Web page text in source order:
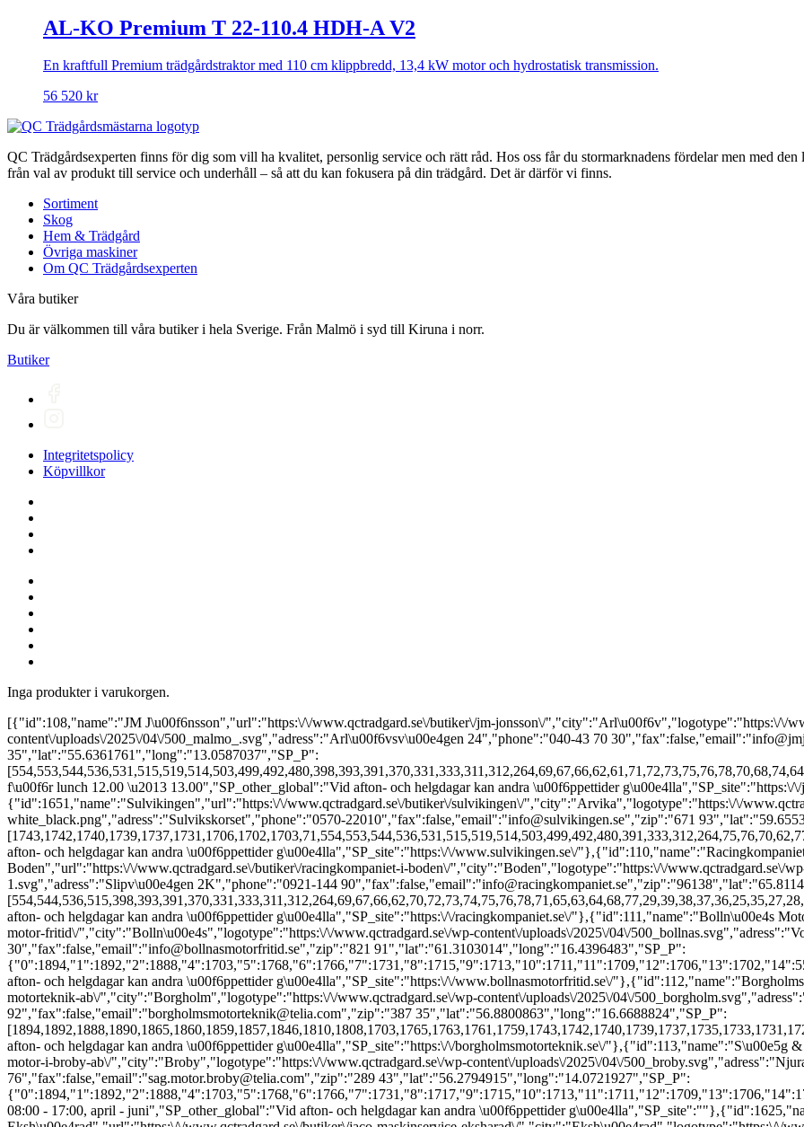
AL-KO Premium T 22-110.4 HDH-A V2
En kraftfull Premium trädgårdstraktor med 110 cm klippbredd, 13,4 kW motor och hydrostatisk transmission.
56 520 kr
QC Trädgårdsexperten finns för dig som vill ha kvalitet, personlig service och rätt råd. Hos oss får du stormarknadens fördelar men med
från val av produkt till service och underhåll – så att du kan fokusera på din trädgård. Det är därför vi finns.
Sortiment
Skog
Hem & Trädgård
Övriga maskiner
Om QC Trädgårdsexperten
Våra butiker
Du är välkommen till våra butiker i hela Sverige. Från Malmö i syd till Kiruna i norr.
Butiker
Integritetspolicy
Köpvillkor
Inga produkter i varukorgen.
[{"id":108,"name":"JM J\u00f6nsson","url":"https:\/\/www.qctradgard.se\/butiker\/jm-jonsson\/","city":"Arl\u00f6v","logotype":"https:\/\/www.qctradgard.se\/wp-content\/uploads\/2025\/04\/500_malmo_.svg","adress":"Arl\u00f6vsv\u00e4gen 24","phone":"040-43 70 30","fax":false,"email":"info@jmjonsson.se","zip":"232 35","lat":"55.6361761","long":"13.0587037","SP_P":[554,553,544,536,531,515,519,514,503,499,492,480,398,393,391,370,331,333,311,312,264,69,67,66,62,61,71,72,73,75,76,78,70,68,74,64,63,65,77,39,37,36,43,45,46,38,35,44,25,27,28,29,30,31,32,34,47,48,57,56,55,54,42,41,40,33,59,26,49,51,52,53,58,60,50,18,19,20,21,22,24,17,23,1737,1739,1740,1742,1743,1761,1759,1763,1765,1766,1768,1703,1892,1890,1862,1861,1855,1853,1849,1719,1727,1725,1723,1733,1735,1721],"SP_o_1":"08:00","SP_c_1":"17:00","SP_o_2":"08:00","SP_c_2":"17:00","SP_o_3":"08:00","SP_c_3":"17:00","SP_o_4":"08:00","SP_c_4":"17:00","SP_o_5":"08:00","SP_c_5":"17:00","SP_o_6":"","SP_c_6":"","SP_o_7":"","SP_c_7":"","SP_other":"St\u00e4ngt f\u00f6r lunch 12.00 \u2013 13.00","SP_other_global":"Vid afton- och helgdagar kan andra \u00f6ppettider g\u00e4lla","SP_site":"https:\/\/jmjonsson.se\/"},{"id":1651,"name":"Sulvikingen","url":"https:\/\/www.qctradgard.se\/butiker\/sulvikingen\/","city":"Arvika","logotype":"https:\/\/www.qctradgard.se\/wp-content\/uploads\/2025\/12\/sulvikingen-logo-white_black.png","adress":"Sulvikskorset","phone":"0570-22010","fax":false,"email":"info@sulvikingen.se","zip":"671 93","lat":"59.6553","long":"12.5852","SP_P":[1743,1742,1740,1739,1737,1731,1706,1702,1703,71,554,553,544,536,531,515,519,514,503,499,492,480,391,333,312,264,75,76,70,62,77,68,65,64,63,69,67,66,61,35,48,37,38,39,43,44,45,25,27,28,29,36,30,31,32,34,46,47,41,42,50,54,59,33,40,49,51,52,53,58,60,18,19,20,21,22,23,17,24,1761,1759,1763,1765,1766,1768,1892],"SP_o_1":"09:00","SP_c_1":"18:00","SP_o_2":"09:00","SP_c_2":"18:00","SP_o_3":"09:00","SP_c_3":"18:00","SP_o_4":"09:00","SP_c_4":"18:00","SP_o_5":"09:00","SP_c_5":"18:00","SP_o_6":"10:00","SP_c_6":"14:00","SP_o_7":"","SP_c_7":"","SP_other":"","SP_other_global":"Vid afton- och helgdagar kan andra \u00f6ppettider g\u00e4lla","SP_site":"https:\/\/www.sulvikingen.se\/"},{"id":110,"name":"Racingkompaniet i Boden","url":"https:\/\/www.qctradgard.se\/butiker\/racingkompaniet-i-boden\/","city":"Boden","logotype":"https:\/\/www.qctradgard.se\/wp-content\/uploads\/2025\/04\/500_boden-1.svg","adress":"Slipv\u00e4gen 2K","phone":"0921-144 90","fax":false,"email":"info@racingkompaniet.se","zip":"96138","lat":"65.8114052","long":"21.6839251","SP_P":[554,544,536,515,398,393,391,370,331,333,311,312,264,69,67,66,62,70,72,73,74,75,76,78,71,65,63,64,68,77,29,39,38,37,36,25,35,27,28,34,59,57,56,55,33,50,42,41,26,40,53,54,18,19,20,21,22,24,17,23,1737,1739,1740,1742,1743,1761,1759,1763,1765,1766,1768,1703,1892,1890],"SP_o_1":"08:00","SP_c_1":"17:00","SP_o_2":"08:00","SP_c_2":"17:00","SP_o_3":"08:00","SP_c_3":"17:00","SP_o_4":"08:00","SP_c_4":"17:00","SP_o_5":"08:00","SP_c_5":"17:00","SP_o_6":"10:00","SP_c_6":"14:00","SP_o_7":"","SP_c_7":"","SP_other":"","SP_other_global":"Vid afton- och helgdagar kan andra \u00f6ppettider g\u00e4lla","SP_site":"https:\/\/racingkompaniet.se\/"},{"id":111,"name":"Bolln\u00e4s Motor & Fritid","url":"https:\/\/www.qctradgard.se\/butiker\/bollnas-motor-fritid\/","city":"Bolln\u00e4s","logotype":"https:\/\/www.qctradgard.se\/wp-content\/uploads\/2025\/04\/500_bollnas.svg","adress":"Voxs\u00e4tter 9690","phone":"0278-232 30","fax":false,"email":"info@bollnasmotorfritid.se","zip":"821 91","lat":"61.3103014","long":"16.4396483","SP_P":{"0":1894,"1":1892,"2":1888,"4":1703,"5":1768,"6":1766,"7":1731,"8":1715,"9":1713,"10":1711,"11":1709,"12":1706,"13":1702,"14":553,"15":531,"16":519,"17":514,"18":503,"19":499,"20":492,"21":480,"22":331,"23":333,"24":311,"25":312,"26":264,"27":61,"28":78,"29":43,"30":44,"31":45,"32":59,"33":32,"34":31,"35":30,"36":29,"37":46,"38":47,"39":48,"40":56,"41":55,"42":54,"43":50,"44":42,"45":40,"46":33,"47":26,"48":41,"49":57,"50":49,"51":51,"52":52,"53":53,"54":58,"55":60,"56":18,"57":19,"58":20,"59":21,"60":22,"61":23,"62":17,"63":24},"SP_o_1":"08:00","SP_c_1":"17:00","SP_o_2":"08:00","SP_c_2":"17:00","SP_o_3":"08:00","SP_c_3":"17:00","SP_o_4":"08:00","SP_c_4":"17:00","SP_o_5":"08:00","SP_c_5":"17:00","SP_o_6":"10:00","SP_c_6":"14:00","SP_o_7":"","SP_c_7":"","SP_other":"","SP_other_global":"Vid afton- och helgdagar kan andra \u00f6ppettider g\u00e4lla","SP_site":"https:\/\/www.bollnasmotorfritid.se\/"},{"id":112,"name":"Borgholms Motorteknik","url":"https:\/\/www.qctradgard.se\/butiker\/borgholms-motorteknik-ab\/","city":"Borgholm","logotype":"https:\/\/www.qctradgard.se\/wp-content\/uploads\/2025\/04\/500_borgholm.svg","adress":"Hammarv\u00e4gen 3","phone":"0485-102 92","fax":false,"email":"borgholmsmotorteknik@telia.com","zip":"387 35","lat":"56.8800863","long":"16.6688824","SP_P":[1894,1892,1888,1890,1865,1860,1859,1857,1846,1810,1808,1703,1765,1763,1761,1759,1743,1742,1740,1739,1737,1735,1733,1731,1727,1725,1723,1721,1719,1717,1715,1713,1711,1709,1706,1702,71,398,393,391,370,331,333,311,312,264,78,76,75,74,73,72,59,29,56,55,54,50,42,40,33,26,41,57,18,22,23,24],"SP_o_1":"09:00","SP_c_1":"18:00","SP_o_2":"09:00","SP_c_2":"18:00","SP_o_3":"09:00","SP_c_3":"18:00","SP_o_4":"09:00","SP_c_4":"18:00","SP_o_5":"09:00","SP_c_5":"18:00","SP_o_6":"10:00","SP_c_6":"14:00","SP_o_7":"","SP_c_7":"","SP_other":"","SP_other_global":"Vid afton- och helgdagar kan andra \u00f6ppettider g\u00e4lla","SP_site":"https:\/\/borgholmsmotorteknik.se\/"},{"id":113,"name":"S\u00e5g & Motor i Broby","url":"https:\/\/www.qctradgard.se\/butiker\/sag-motor-i-broby-ab\/","city":"Broby","logotype":"https:\/\/www.qctradgard.se\/wp-content\/uploads\/2025\/04\/500_broby.svg","adress":"Njurav\u00e4gen 1","phone":"044-413 76","fax":false,"email":"sag.motor.broby@telia.com","zip":"289 43","lat":"56.2794915","long":"14.0721927","SP_P":{"0":1894,"1":1892,"2":1888,"4":1703,"5":1768,"6":1766,"7":1731,"8":1717,"9":1715,"10":1713,"11":1711,"12":1709,"13":1706,"14":1702,"15":554,"16":553,"17":544,"18":536,"19":531,"20":515,"21":519,"22":514,"23":503,"24":499,"25":492,"26":480,"27":370,"28":331,"29":333,"30":311,"31":312,"32":264,"33":70,"34":68,"35":65,"36":61,"37":78,"38":62,"39":66,"40":67,"41":69,"42":74,"43":73,"44":72,"45":43,"46":44,"47":45,"48":59,"49":32,"50":31,"51":30,"52":29,"53":46,"54":47,"55":48,"56":56,"57":55,"58":54,"59":50,"60":42,"61":40,"62":33,"63":26,"64":41,"65":57,"66":49,"67":51,"68":52,"69":53,"70":58,"71":60,"72":18,"73":22,"74":23,"75":24},"SP_o_1":"08:00","SP_c_1":"17:00","SP_o_2":"08:00","SP_c_2":"17:00","SP_o_3":"08:00","SP_c_3":"17:00","SP_o_4":"08:00","SP_c_4":"17:00","SP_o_5":"08:00","SP_c_5":"17:00","SP_o_6":"","SP_c_6":"","SP_o_7":"","SP_c_7":"","SP_other":"L\u00f6rdags\u00f6ppet 08:00 - 17:00, april - juni","SP_other_global":"Vid afton- och helgdagar kan andra \u00f6ppettider g\u00e4lla","SP_site":""},{"id":1625,"name":"Jaco Maskinservice Eksh\u00e4rad","url":"https:\/\/www.qctradgard.se\/butiker\/jaco-maskinservice-eksharad\/","city":"Eksh\u00e4rad","logotype":"https:\/\/www.qctradgard.se\/wp-content\/uploads\/2025\/04\/jaco.svg","adress":"Norev\u00e4gen 6","phone":"0563-32 24 40","fax":false,"email":"info@jacomaskin.se","zip":"683 60","lat":"60.1634766","long":"13.5069005","SP_P":[1894,1892,1888,1890,1860,1859,1857,1846,1703,1768,1766,1765,1763,1761,1759,1743,1742,1740,1739,1737,1735,1733,1731,1727,1725,1723,1721,1719,1717,1715,1713,1711,1709,1706,1702,71,554,553,544,536,531,515,519,514,503,499,492,480,398,393,391,370,331,333,311,312,264,70,77,68,65,61,78,62,66,67,69,76,75,74,73,72,36,37,38,39,43,44,45,59,35,27,34,32,31,25,30,29,28,46,47,48,56,55,54,50,42,40,33,26,41,57,49,51,52,53,58,60,18,19,20,21,22,23,17,24],"SP_o_1":"07:00","SP_c_1":"17:00","SP_o_2":"07:00","SP_c_2":"17:00","SP_o_3":"07:00","SP_c_3":"17:00","SP_o_4":"07:00","SP_c_4":"17:00","SP_o_5":"07:00","SP_c_5":"17:00","SP_o_6":"","SP_c_6":"","SP_o_7":"","SP_c_7":"","SP_other":"Vecka 15-24 har vi l\u00f6rdags\u00f6ppet: 10.00-14.00","SP_other_global":"Vid afton- och helgdagar kan andra \u00f6ppettider g\u00e4lla","SP_site":"https:\/\/www.jacomaskin.se\/"},{"id":114,"name":"Dahlia Motor i F\u00e4rila","url":"https:\/\/www.qctradgard.se\/butiker\/dahlia-motor-farila-ab\/","city":"F\u00e4rila","logotype":"https:\/\/www.qctradgard.se\/wp-content\/uploads\/2025\/04\/500_farila.svg","adress":"H\u00e4rjedalsv\u00e4gen 142","phone":"0651-20088","fax":false,"email":"info@dahliamotor.se","zip":"827